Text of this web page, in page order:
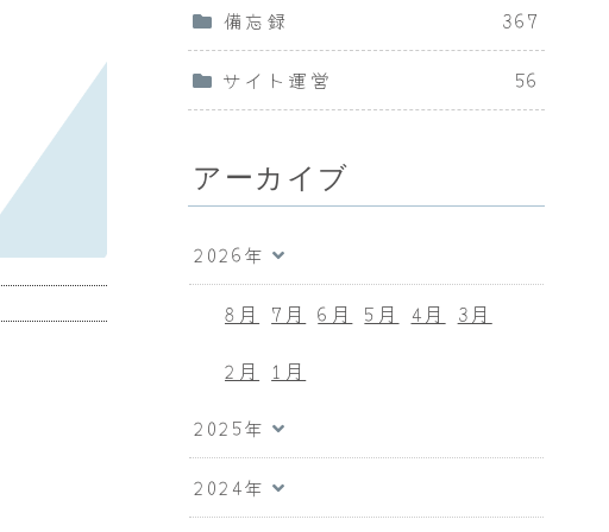
備忘録 367
サイト運営 56
アーカイブ
2026年
8月 7月 6月 5月 4月
3月
2月
1月
2025年
2024年